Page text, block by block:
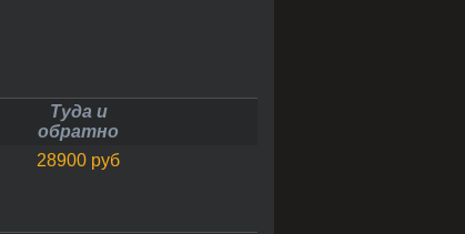
Туда и
обратно
28900 руб